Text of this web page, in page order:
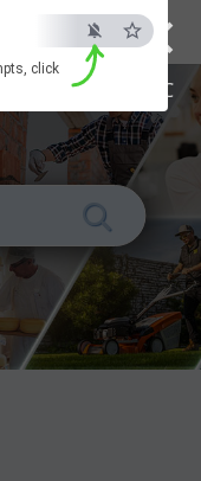
×
ESC
click